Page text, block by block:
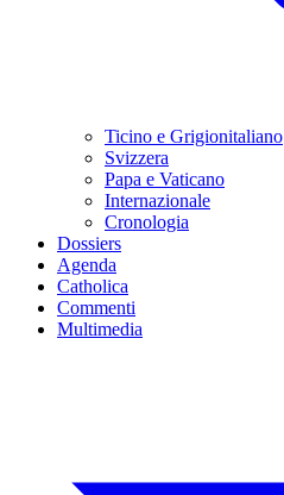
Ticino e Grigionitaliano
Svizzera
Papa e Vaticano
Internazionale
Cronologia
Dossiers
Agenda
Catholica
Commenti
Multimedia